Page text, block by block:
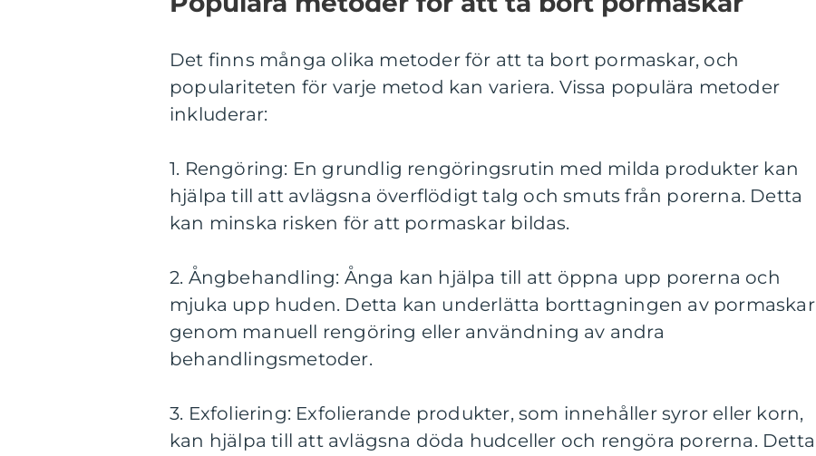
Det finns många olika metoder för att ta bort pormaskar, och
populariteten för varje metod kan variera. Vissa populära metoder
inkluderar:
1. Rengöring: En grundlig rengöringsrutin med milda produkter kan
hjälpa till att avlägsna överflödigt talg och smuts från porerna. Detta
kan minska risken för att pormaskar bildas.
2. Ångbehandling: Ånga kan hjälpa till att öppna upp porerna och
mjuka upp huden. Detta kan underlätta borttagningen av pormaskar
genom manuell rengöring eller användning av andra
behandlingsmetoder.
3. Exfoliering: Exfolierande produkter, som innehåller syror eller korn,
kan hjälpa till att avlägsna döda hudceller och rengöra porerna. Detta